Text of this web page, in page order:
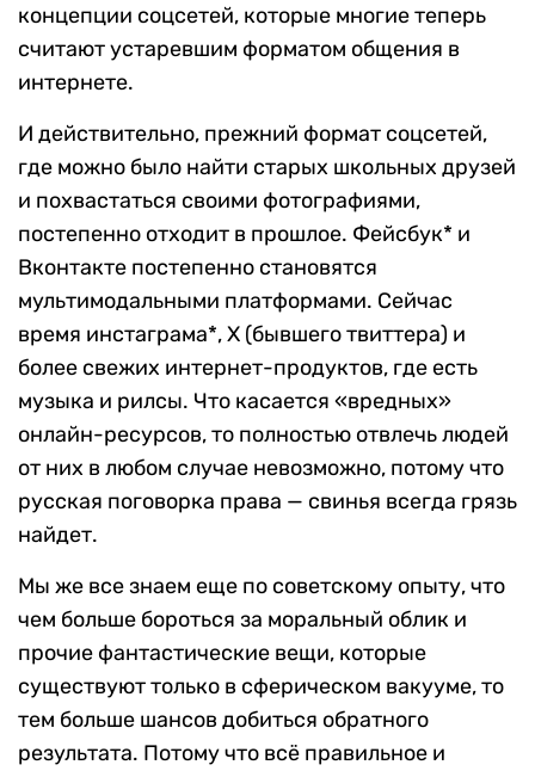
концепции соцсетей, которые многие теперь
считают устаревшим форматом общения в
интернете.
И действительно, прежний формат соцсетей,
где можно было найти старых школьных друзей
и похвастаться своими фотографиями,
постепенно отходит в прошлое. Фейсбук* и
Вконтакте постепенно становятся
мультимодальными платформами. Сейчас
время инстаграма*, X (бывшего твиттера) и
более свежих интернет-продуктов, где есть
музыка и рилсы. Что касается «вредных»
онлайн-ресурсов, то полностью отвлечь людей
от них в любом случае невозможно, потому что
русская поговорка права — свинья всегда грязь
найдет.
Мы же все знаем еще по советскому опыту, что
чем больше бороться за моральный облик и
прочие фантастические вещи, которые
существуют только в сферическом вакууме, то
тем больше шансов добиться обратного
результата. Потому что всё правильное и